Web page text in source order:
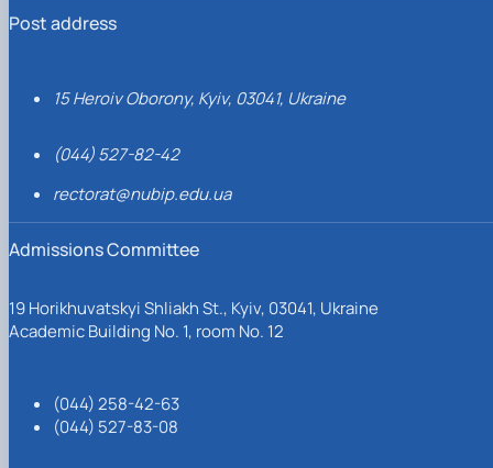
Post address
15 Heroiv Oborony, Kyiv, 03041, Ukraine
(044) 527-82-42
rectorat@nubip.edu.ua
Admissions Committee
19 Horikhuvatskyi Shliakh St., Kyiv, 03041, Ukraine
Academic Building No. 1, room No. 12
(044) 258-42-63
(044) 527-83-08